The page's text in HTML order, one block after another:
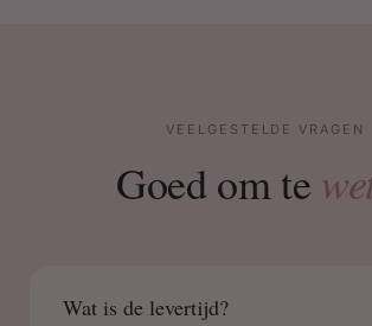
VEELGESTELDE VRAGEN
Goed om te
Wat is de levertijd?